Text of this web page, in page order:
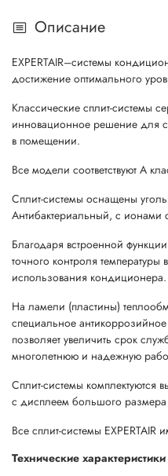
Описание
EXPERTAIR–системы
достижение оптимального
Классические сплит-системы
инновационное решение для
в помещении.
Все модели соответствуют А
Сплит-системы оснащены
Антибактериальный, c ионами
Благодаря встроенной
точного контроля
использования кондиционера.
На ламели (пластины)
специальное
позволяет увеличить срок
многолетнюю и надежную
Сплит-системы
с дисплеем большого
Все сплит-системы EXPERTAIR
Технические характеристики